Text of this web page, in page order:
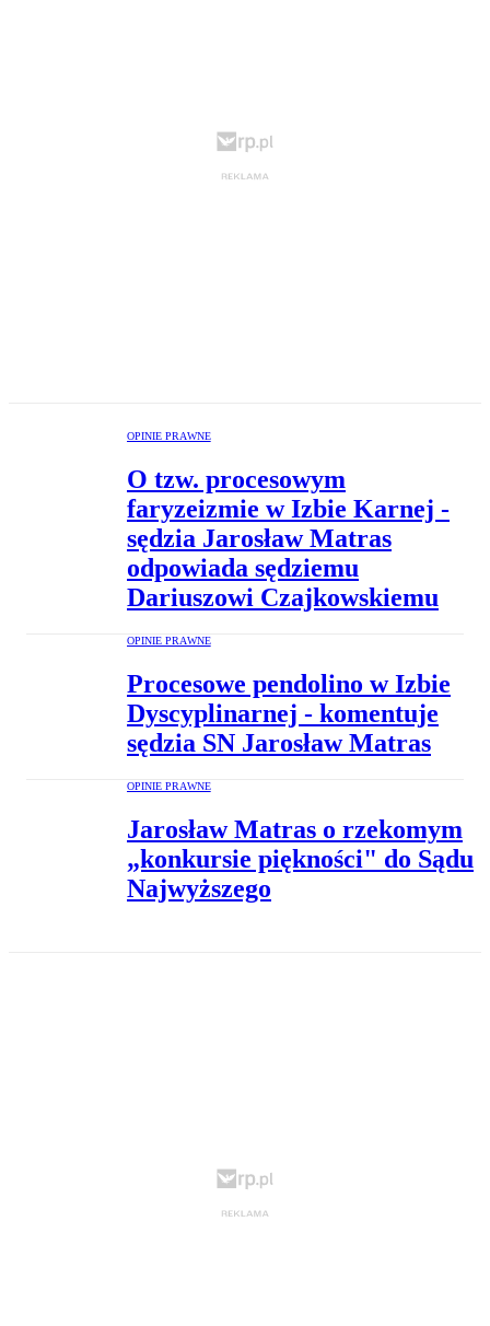
OPINIE PRAWNE
O tzw. procesowym
faryzeizmie w Izbie Karnej -
sędzia Jarosław Matras
odpowiada sędziemu
Dariuszowi Czajkowskiemu
OPINIE PRAWNE
Procesowe pendolino w Izbie
Dyscyplinarnej - komentuje
sędzia SN Jarosław Matras
OPINIE PRAWNE
Jarosław Matras o rzekomym
„konkursie piękności" do Sądu
Najwyższego